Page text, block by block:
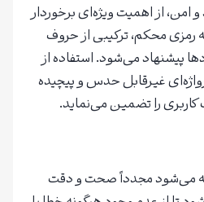
امن، از اهمیت ویژه‌ای برخوردار
رمزی محکم، ترکیبی از حروف
پیشنهاد می‌شود. استفاده از
غیرقابل حدس و پیچیده
را تضمین می‌نماید.
می‌شود مجدداً صحت و دقت